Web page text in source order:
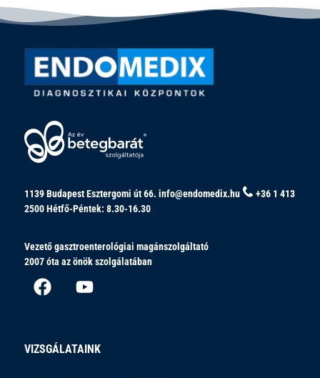
1139 Budapest Esztergomi út 66. info@endomedix.hu
+36 1 413
2500Hétfő-Péntek: 8.30-16.30
Vezető gasztroenterológiai magánszolgáltató
2007 óta az önök szolgálatában
VIZSGÁLATAINK